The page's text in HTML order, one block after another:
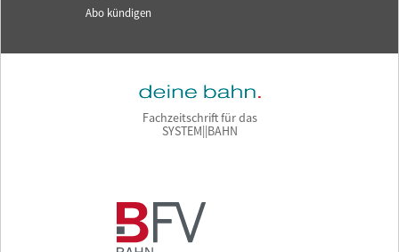
Abo kündigen
Fachzeitschrift für das
SYSTEM||BAHN